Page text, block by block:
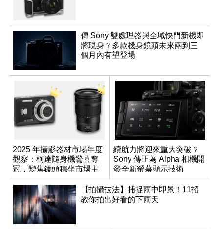
傳 Sony 雙處理器與全域快門新機即
將現身？多款機身鏡頭未來兩到三
個月內有望登場
2025 年攝影器材市場年度
觀察：柯達隨身機驚喜奪
冠，變焦鏡頭穩坐市場主
流
續航力將迎來重大突破？
Sony 傳正為 Alpha 相機開
發全新螢幕顯示技術
【拍攝技法】捕捉雨中即景！11招
教你拍出好看的下雨天